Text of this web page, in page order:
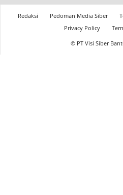
Redaksi Pedoman Media Siber
Privacy Policy
© PT Visi Siber